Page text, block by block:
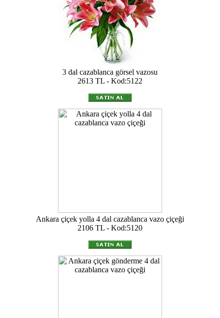
3 dal cazablanca görsel vazosu
2613 TL - Kod:5122
Ankara çiçek yolla 4 dal cazablanca vazo çiçeği
2106 TL - Kod:5120